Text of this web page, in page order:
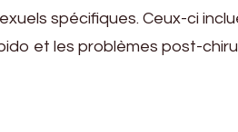
spécifiques. Ceux-ci
et les problèmes post-